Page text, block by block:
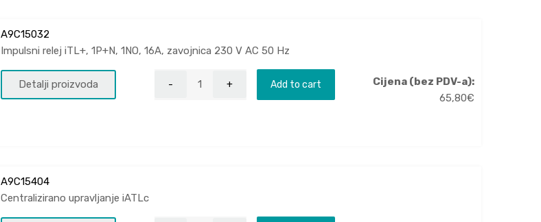
A9C15032
Impulsni relej iTL+, 1P+N, 1NO, 16A, zavojnica 230 V AC 50 Hz
Detalji proizvoda Add to cart
Cijena (bez PDV-a):
65,80€
A9C15404
Centralizirano upravljanje iATLc